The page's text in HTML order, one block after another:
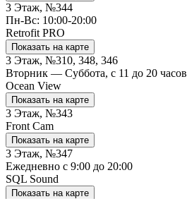
3 Этаж, №344
Пн-Вс: 10:00-20:00
Retrofit PRO
Показать на карте
3 Этаж, №310, 348, 346
Вторник — Суббота, с 11 до 20 часов
Ocean View
Показать на карте
3 Этаж, №343
Front Cam
Показать на карте
3 Этаж, №347
Ежедневно с 9:00 до 20:00
SQL Sound
Показать на карте